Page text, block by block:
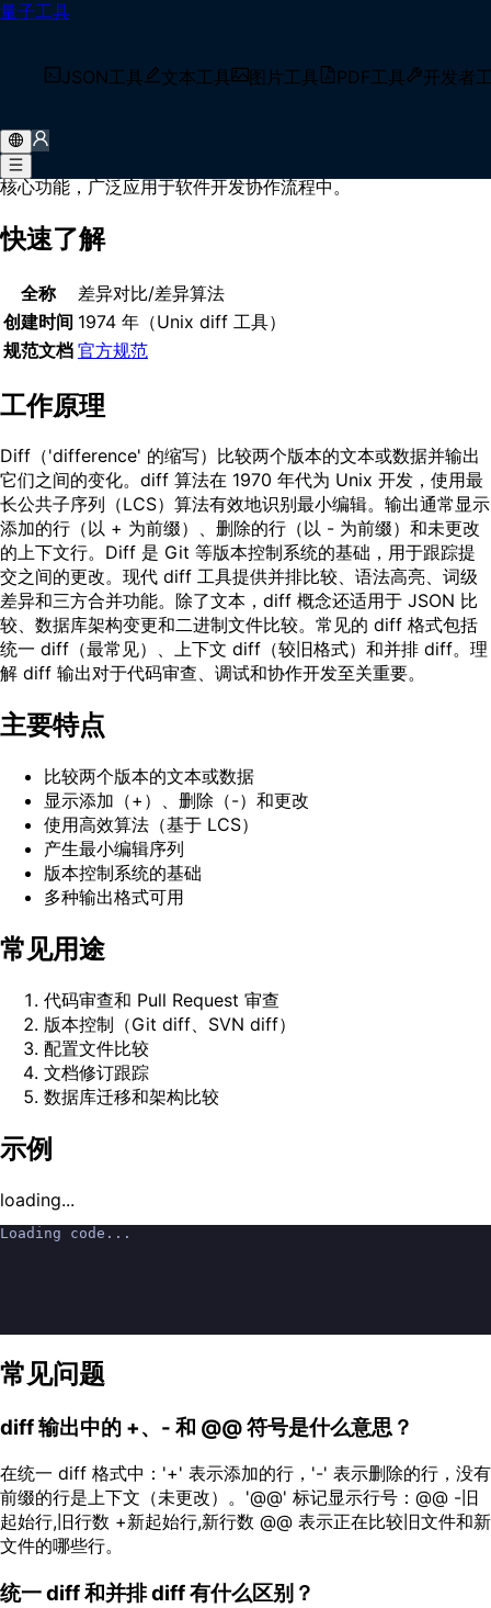
量子工具
JSON工具 文本工具 图片工具 PDF工具 开发者
首页/术语库
什么是 差异对比？
异。它基于最长公共子序列算法，能够精确标记文本文件或代码
中添加、删除和修改的内容，是版本控制系统和代码审查工具的
核心功能，广泛应用于软件开发协作流程中。
快速了解
全称
差异对比/差异算法
创建时间 1974 年（Unix diff 工具）
规范文档 官方规范
工作原理
Diff（'difference' 的缩写）比较两个版本的文本或数据并输出
它们之间的变化。diff 算法在 1970 年代为 Unix 开发，使用最
长公共子序列（LCS）算法有效地识别最小编辑。输出通常显示
添加的行（以 + 为前缀）、删除的行（以 - 为前缀）和未更改
的上下文行。Diff 是 Git 等版本控制系统的基础，用于跟踪提
交之间的更改。现代 diff 工具提供并排比较、语法高亮、词级
差异和三方合并功能。除了文本，diff 概念还适用于 JSON 比
较、数据库架构变更和二进制文件比较。常见的 diff 格式包括
统一 diff（最常见）、上下文 diff（较旧格式）和并排 diff。理
解 diff 输出对于代码审查、调试和协作开发至关重要。
主要特点
比较两个版本的文本或数据
显示添加（+）、删除（-）和更改
使用高效算法（基于 LCS）
产生最小编辑序列
版本控制系统的基础
多种输出格式可用
常见用途
代码审查和 Pull Request 审查
版本控制（Git diff、SVN diff）
配置文件比较
文档修订跟踪
数据库迁移和架构比较
示例
loading...
Loading code...
常见问题
diff 输出中的 +、- 和 @@ 符号是什么意思？
在统一 diff 格式中：'+' 表示添加的行，'-' 表示删除的行，没有
前缀的行是上下文（未更改）。'@@' 标记显示行号：@@ -旧
起始行,旧行数 +新起始行,新行数 @@ 表示正在比较旧文件和新
文件的哪些行。
统一 diff 和并排 diff 有什么区别？